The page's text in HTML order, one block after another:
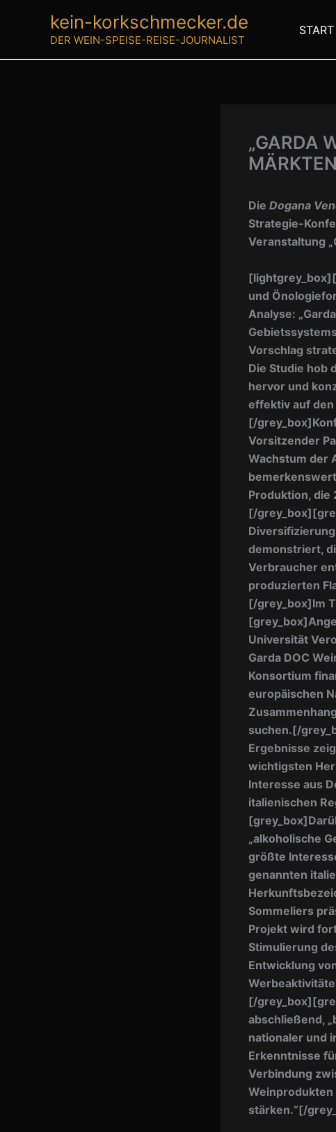
kein-korkschmecker.de
DER WEIN-SPEISE-REISE-JOURNALIST
START
„GARDA
MÄRKTEN
Die Dogana
Strategie-
Veranstaltung
[lightgrey_box]
und
Analyse:
Vorschlag
Die Studie hob
hervor und
effektiv auf
[/grey_box]
Vorsitzender
Wachstum der
Produktion,
[/
demonstriert,
Verbraucher
produzierten
[/grey_box]Im
[grey_box]
Universität
Garda DOC
Konsortium
europäischen
suchen.[/
Ergebnisse
wichtigsten
Interesse aus
italienischen
[grey_box]
„alkoholische
größte
genannten
Sommeliers
Projekt wird
Stimulierung
Entwicklung
[/
abschließend,
nationaler und
Erkenntnisse
Verbindung
Weinprodukten
stärken.“[/